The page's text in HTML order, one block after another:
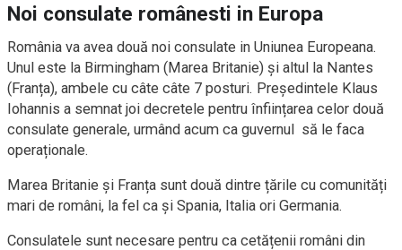
Noi consulate românesti in Europa
România va avea două noi consulate in Uniunea Europeana.
Unul este la Birmingham (Marea Britanie) și altul la Nantes
(Franța), ambele cu câte câte 7 posturi. Președintele Klaus
Iohannis a semnat joi decretele pentru înființarea celor două
consulate generale, urmând acum ca guvernul să le faca
operaționale.
Marea Britanie și Franța sunt două dintre țările cu comunități
mari de români, la fel ca și Spania, Italia ori Germania.
Consulatele sunt necesare pentru ca cetățenii români din